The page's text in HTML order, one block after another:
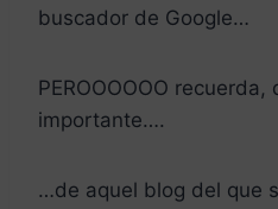
buscador de Google…
PEROOOOOO recuerda,
importante….
…de aquel blog del que